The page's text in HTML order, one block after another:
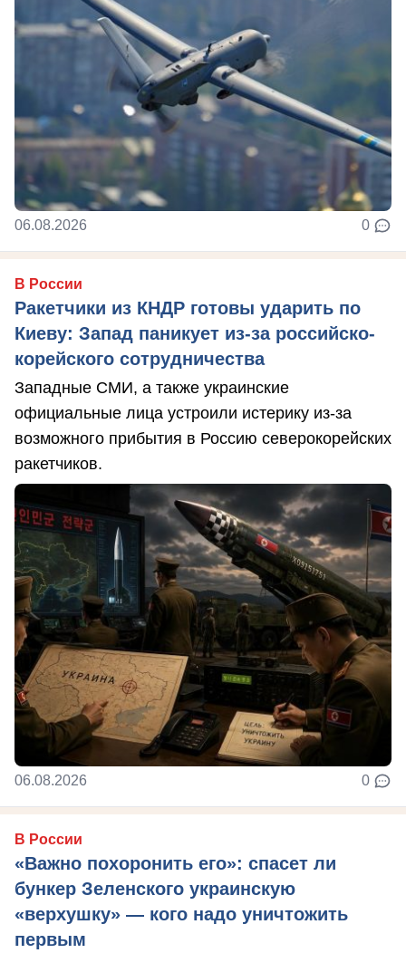
06.08.2026 0
В России
Ракетчики из КНДР готовы ударить по
Киеву: Запад паникует из-за российско-
корейского сотрудничества
Западные СМИ, а также украинские
официальные лица устроили истерику из-за
возможного прибытия в Россию северокорейских
ракетчиков.
06.08.2026 0
В России
«Важно похоронить его»: спасет ли
бункер Зеленского украинскую
«верхушку» — кого надо уничтожить
первым